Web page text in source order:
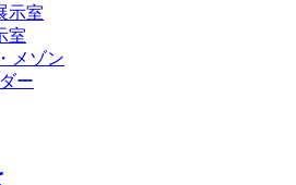
示室
室
メゾン
ー